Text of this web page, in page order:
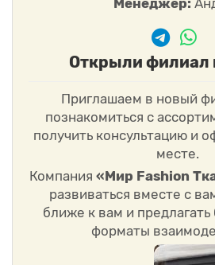
Менеджер:
Открыли филиал
Приглашаем в новый
познакомиться с
получить консультацию и
месте.
Компания «Мир Fashion
развиваться вместе с
ближе к вам и
форматы